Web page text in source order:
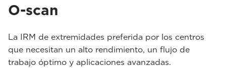
O-scan
La IRM de extremidades preferida por los centros
que necesitan un alto rendimiento, un flujo de
trabajo óptimo y aplicaciones avanzadas.